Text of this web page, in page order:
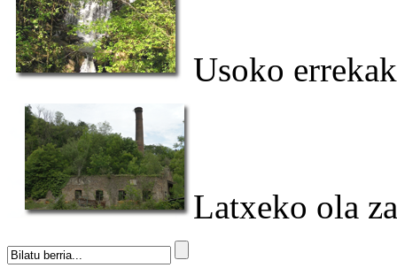
Usoko
Latxeko ola